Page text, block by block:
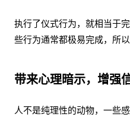
执行了仪式行为，就相当于
些行为通常都极易完成，所
带来心理暗示，增强
人不是纯理性的动物，一些